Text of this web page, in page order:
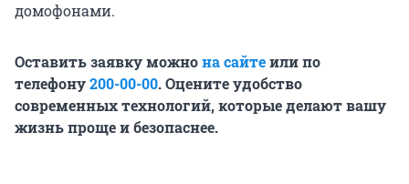
домофонами.
Оставить заявку можнона сайтеили по
телефону200-00-00. Оцените удобство
современных технологий, которые делают вашу
жизнь проще и безопаснее.